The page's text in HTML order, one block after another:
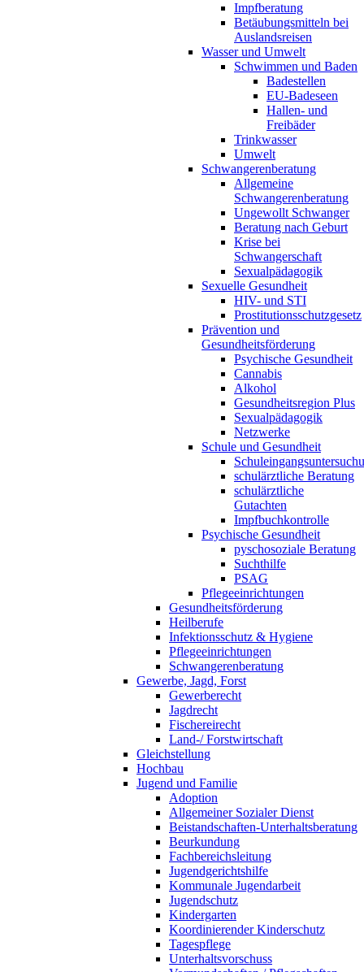
Impfberatung
Betäubungsmitteln bei
Auslandsreisen
Wasser und Umwelt
Schwimmen und Baden
Badestellen
EU-Badeseen
Hallen- und
Freibäder
Trinkwasser
Umwelt
Schwangerenberatung
Allgemeine
Schwangerenberatung
Ungewollt Schwanger
Beratung nach Geburt
Krise bei
Schwangerschaft
Sexualpädagogik
Sexuelle Gesundheit
HIV- und STI
Prostitutionsschutzgesetz
Prävention und
Gesundheitsförderung
Psychische Gesundheit
Cannabis
Alkohol
Gesundheitsregion Plus
Sexualpädagogik
Netzwerke
Schule und Gesundheit
schulärztliche Beratung
schulärztliche
Gutachten
Impfbuchkontrolle
Psychische Gesundheit
pyschosoziale Beratung
Suchthilfe
PSAG
Pflegeeinrichtungen
Gesundheitsförderung
Heilberufe
Infektionsschutz & Hygiene
Pflegeeinrichtungen
Schwangerenberatung
Gewerbe, Jagd, Forst
Gewerberecht
Jagdrecht
Fischereirecht
Land-/ Forstwirtschaft
Gleichstellung
Hochbau
Jugend und Familie
Adoption
Allgemeiner Sozialer Dienst
Beistandschaften-Unterhaltsberatung
Beurkundung
Fachbereichsleitung
Jugendgerichtshilfe
Kommunale Jugendarbeit
Jugendschutz
Kindergarten
Koordinierender Kinderschutz
Tagespflege
Unterhaltsvorschuss